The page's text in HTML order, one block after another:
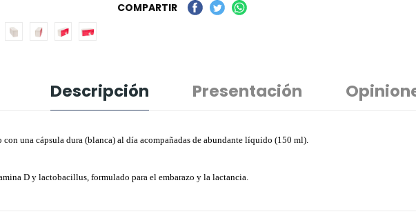
COMPARTIR
Descripción Presentación
una cápsula dura (blanca) al día acompañadas de abundante líquido (150 ml).
D y lactobacillus, formulado para el embarazo y la lactancia.